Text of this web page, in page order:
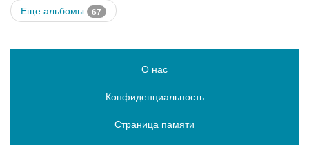
Еще альбомы 67
О нас
Конфиденциальность
Страница памяти